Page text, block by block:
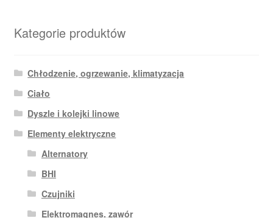
Kategorie produktów
Chłodzenie, ogrzewanie, klimatyzacja
Ciało
Dyszle i kolejki linowe
Elementy elektryczne
Alternatory
BHI
Czujniki
Elektromagnes. zawór